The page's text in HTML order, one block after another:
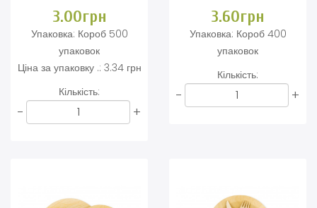
Вилка, Ніж)
3.00грн
Упаковка: Короб 500
упаковок
Ціна за упаковку .: 3.34 грн
Кількість:
- +
Виделка, Ложка, Ніж)
3.60грн
Упаковка: Короб 400
упаковок
Кількість:
- +